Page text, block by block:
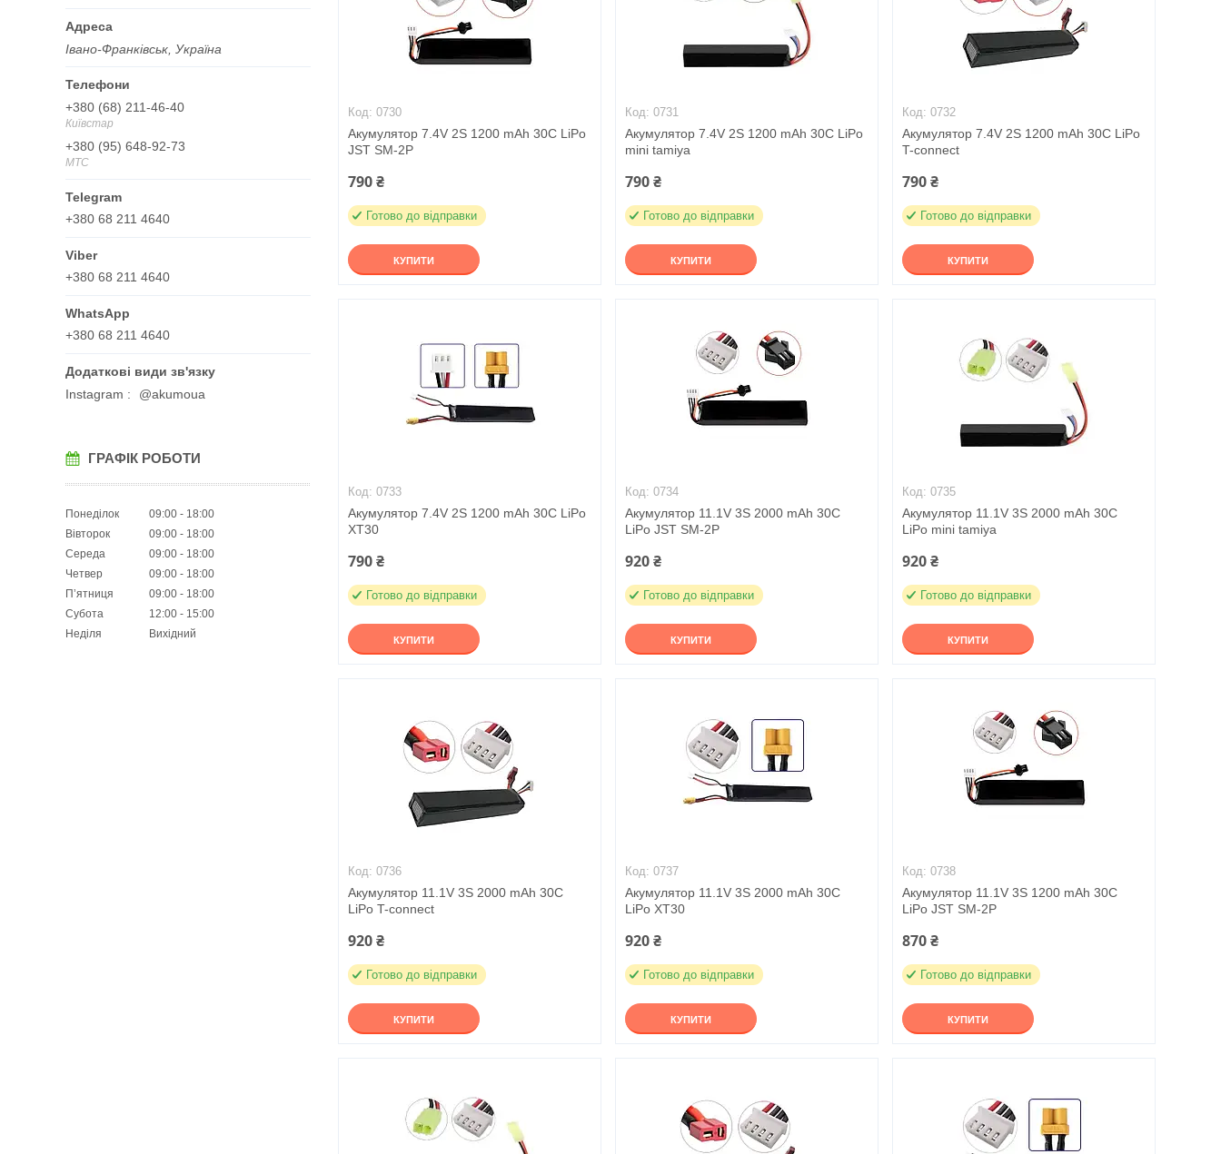
Івано-Франківськ, Україна
+380 (68) 211-46-40
Київстар
+380 (95) 648-92-73
МТС
+380 68 211 4640
+380 68 211 4640
+380 68 211 4640
Instagram @akumoua
ГРАФІК РОБОТИ
Понеділок 09:00
18:00
Вівторок
09:00
18:00
Середа
09:00
18:00
Четвер
09:00
18:00
Пʼятниця
09:00
18:00
Субота
12:00
15:00
Неділя
Вихідний
0730
Акумулятор 7.4V 2S 1200 mAh 30C LiPo
JST SM-2P
790 ₴
Готово до відправки
КУПИТИ
0731
Акумулятор 7.4V 2S 1200 mAh 30C LiPo
mini tamiya
790 ₴
Готово до відправки
КУПИТИ
0732
Акумулятор 7.4V 2S 1200 mAh 30C LiPo
T-connect
790 ₴
Готово до відправки
КУПИТИ
0733
Акумулятор 7.4V 2S 1200 mAh 30C LiPo
XT30
790 ₴
Готово до відправки
КУПИТИ
0734
Акумулятор 11.1V 3S 2000 mAh 30C
LiPo JST SM-2P
920 ₴
Готово до відправки
КУПИТИ
0735
Акумулятор 11.1V 3S 2000 mAh 30C
LiPo mini tamiya
920 ₴
Готово до відправки
КУПИТИ
0736
Акумулятор 11.1V 3S 2000 mAh 30C
LiPo T-connect
920 ₴
Готово до відправки
КУПИТИ
0737
Акумулятор 11.1V 3S 2000 mAh 30C
LiPo XT30
920 ₴
Готово до відправки
КУПИТИ
0738
Акумулятор 11.1V 3S 1200 mAh 30C
LiPo JST SM-2P
870 ₴
Готово до відправки
КУПИТИ